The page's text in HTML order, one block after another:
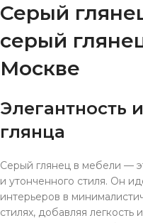
Серый
серый
Москве
Элегантность
глянца
Серый глянец в мебели —
и утонченного стиля. Он
интерьеров в
стилях, добавляя